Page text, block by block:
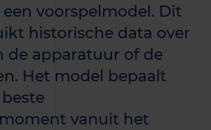
een voorspelmodel. Dit
historische data over
de apparatuur of de
Het model bepaalt
vanuit het